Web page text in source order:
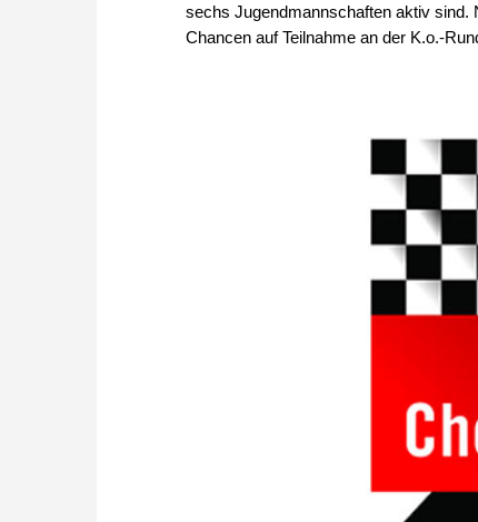
sechs Jugendmannschaften aktiv sind.
Chancen auf Teilnahme an der K.o.-